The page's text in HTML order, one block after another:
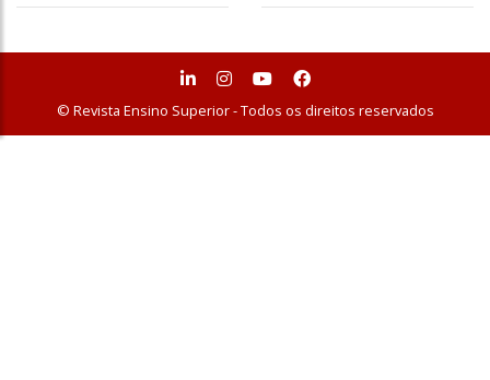
© Revista Ensino Superior - Todos os direitos reservados